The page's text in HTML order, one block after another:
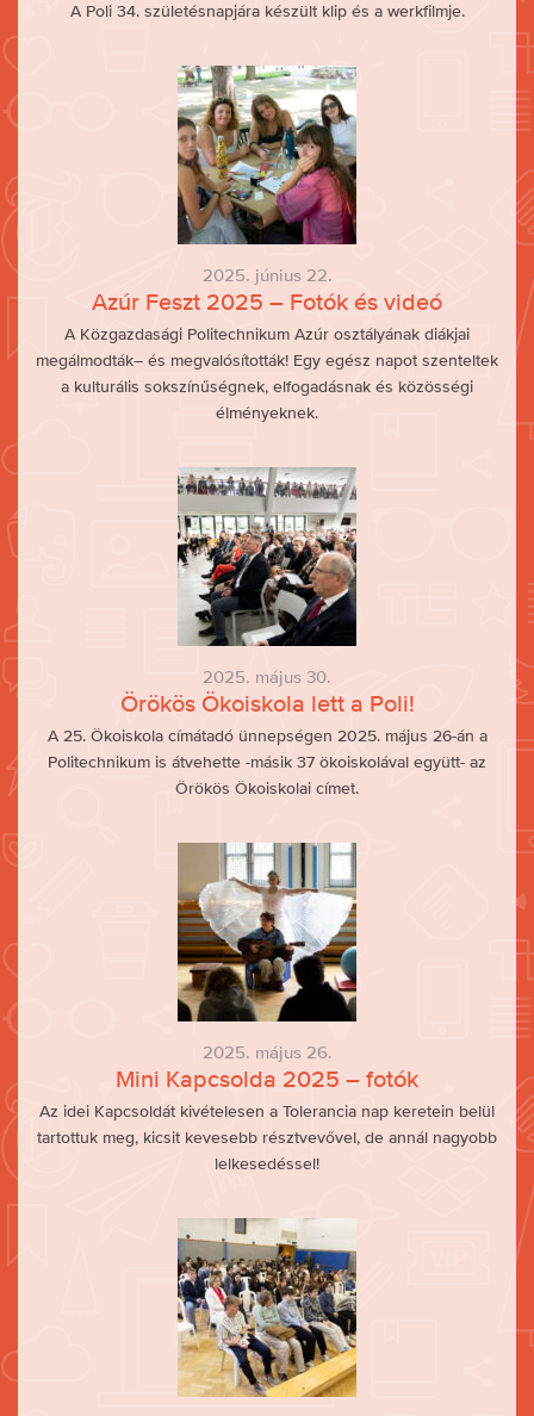
A Poli 34. születésnapjára készült klip és a werkfilmje.
2025. június 22.
Azúr Feszt 2025 – Fotók és videó
A Közgazdasági Politechnikum Azúr osztályának diákjai
megálmodták– és megvalósították! Egy egész napot szenteltek
a kulturális sokszínűségnek, elfogadásnak és közösségi
élményeknek.
2025. május 30.
Örökös Ökoiskola lett a Poli!
A 25. Ökoiskola címátadó ünnepségen 2025. május 26-án a
Politechnikum is átvehette -másik 37 ökoiskolával együtt- az
Örökös Ökoiskolai címet.
2025. május 26.
Mini Kapcsolda 2025 – fotók
Az idei Kapcsoldát kivételesen a Tolerancia nap keretein belül
tartottuk meg, kicsit kevesebb résztvevővel, de annál nagyobb
lelkesedéssel!